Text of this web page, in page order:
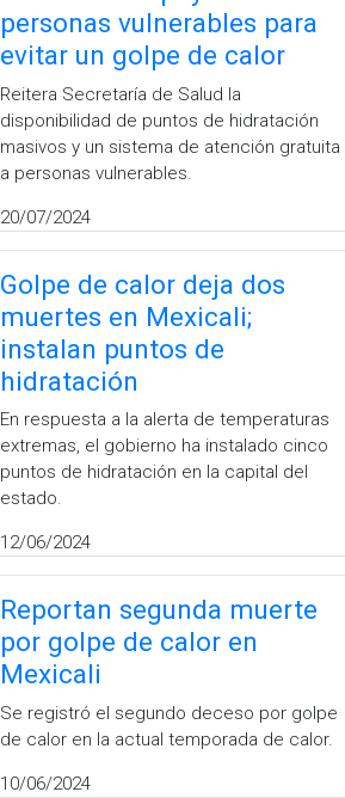
personas vulnerables para
evitar un golpe de calor
Reitera Secretaría de Salud la
disponibilidad de puntos de hidratación
masivos y un sistema de atención gratuita
a personas vulnerables.
20/07/2024
Golpe de calor deja dos
muertes en Mexicali;
instalan puntos de
hidratación
En respuesta a la alerta de temperaturas
extremas, el gobierno ha instalado cinco
puntos de hidratación en la capital del
estado.
12/06/2024
Reportan segunda muerte
por golpe de calor en
Mexicali
Se registró el segundo deceso por golpe
de calor en la actual temporada de calor.
10/06/2024